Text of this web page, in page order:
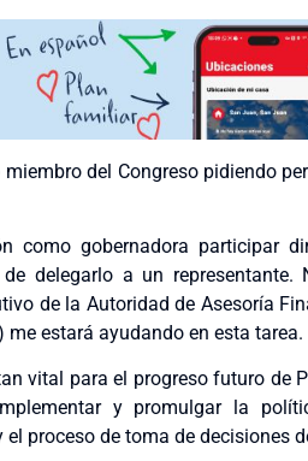
del Congreso pidiendo
como gobernadora participar
delegarlo a un representante.
de la Autoridad de Asesoría
me estará ayudando en esta tarea.
vital para el progreso futuro de
y promulgar la
proceso de toma de decisiones